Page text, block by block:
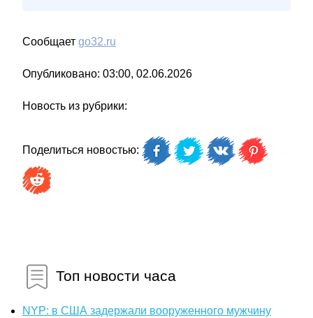
Сообщает go32.ru
Опубликовано: 03:00, 02.06.2026
Новость из рубрики:
Поделиться новостью:
Топ новости часа
NYP: в США задержали вооруженного мужчину